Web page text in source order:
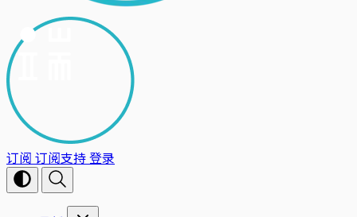
订阅 订阅支持登录